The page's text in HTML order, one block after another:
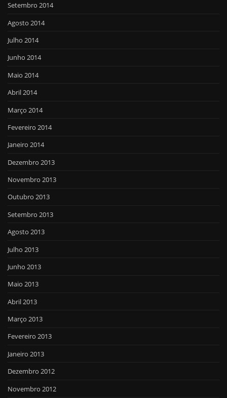
Setembro 2014
Agosto 2014
Julho 2014
Junho 2014
Maio 2014
Abril 2014
Março 2014
Fevereiro 2014
Janeiro 2014
Dezembro 2013
Novembro 2013
Outubro 2013
Setembro 2013
Agosto 2013
Julho 2013
Junho 2013
Maio 2013
Abril 2013
Março 2013
Fevereiro 2013
Janeiro 2013
Dezembro 2012
Novembro 2012